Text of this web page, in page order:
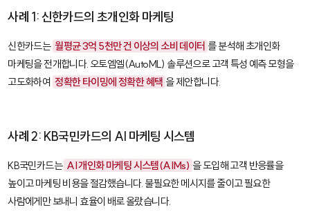
사례 1: 신한카드의 초개인화 마케팅
신한카드는 월평균 3억 5천만 건 이상의 소비 데이터 를 분석해 초개인화
마케팅을 전개합니다. 오토엠엘(AutoML) 솔루션으로 고객 특성 예측 모형을
고도화하여 정확한 타이밍에 정확한 혜택 을 제안합니다.
사례 2: KB국민카드의 AI 마케팅 시스템
KB국민카드는 AI 개인화 마케팅 시스템(AIMs) 을 도입해 고객 반응률을
높이고 마케팅 비용을 절감했습니다. 불필요한 메시지를 줄이고 필요한
사람에게만 보내니 효율이 배로 올랐습니다.